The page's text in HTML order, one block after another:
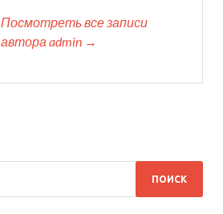
Посмотреть все записи
автора admin →